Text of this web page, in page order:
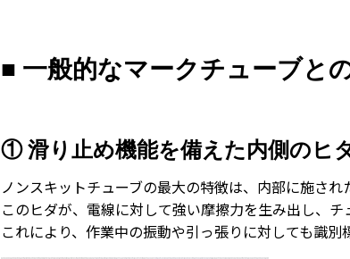
■ 一般的なマークチューブと
① 滑り止め機能を備えた内側のヒ
ノンスキットチューブの最大の特徴は、内部に施され
このヒダが、電線に対して強い摩擦力を生み出し、
これにより、作業中の振動や引っ張りに対しても識